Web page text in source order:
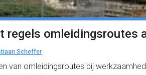
regels omleidingsroutes
Scheffer
van omleidingsroutes bij